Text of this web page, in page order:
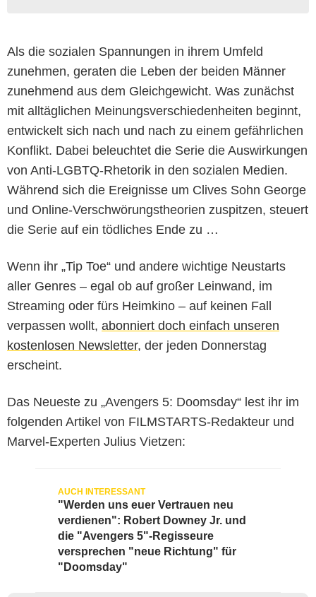
Als die sozialen Spannungen in ihrem Umfeld
zunehmen, geraten die Leben der beiden Männer
zunehmend aus dem Gleichgewicht. Was zunächst
mit alltäglichen Meinungsverschiedenheiten beginnt,
entwickelt sich nach und nach zu einem gefährlichen
Konflikt. Dabei beleuchtet die Serie die Auswirkungen
von Anti-LGBTQ-Rhetorik in den sozialen Medien.
Während sich die Ereignisse um Clives Sohn George
und Online-Verschwörungstheorien zuspitzen, steuert
die Serie auf ein tödliches Ende zu …
Wenn ihr „Tip Toe“ und andere wichtige Neustarts
aller Genres – egal ob auf großer Leinwand, im
Streaming oder fürs Heimkino – auf keinen Fall
verpassen wollt, abonniert doch einfach unseren
kostenlosen Newsletter, der jeden Donnerstag
erscheint.
Das Neueste zu „Avengers 5: Doomsday“ lest ihr im
folgenden Artikel von FILMSTARTS-Redakteur und
Marvel-Experten Julius Vietzen:
"Werden uns euer Vertrauen neu
verdienen": Robert Downey Jr. und
die "Avengers 5"-Regisseure
versprechen "neue Richtung" für
"Doomsday"